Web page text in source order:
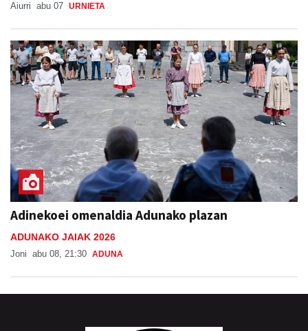
Aiurri abu 07 URNIETA
Adinekoei omenaldia Adunako plazan
ADUNAKO JAIAK 2026
Joni abu 08, 21:30 ADUNA